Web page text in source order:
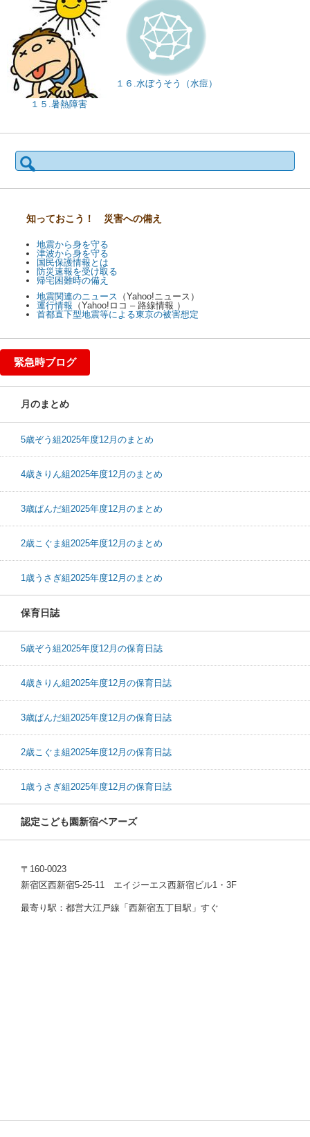
１５.暑熱障害
１６.水ぼうそう（水痘）
検
索:
知っておこう！ 災害への備え
地震から身を守る
津波から身を守る
国民保護情報とは
防災速報を受け取る
帰宅困難時の備え
地震関連のニュース
（Yahoo!ニュース）
運行情報 （Yahoo!ロコ – 路線情報 ）
首都直下型地震等による東京の被害想定
緊急時ブログ
月のまとめ
5歳ぞう組2025年度12月のまとめ
4歳きりん組2025年度12月のまとめ
3歳ぱんだ組2025年度12月のまとめ
2歳こぐま組2025年度12月のまとめ
1歳うさぎ組2025年度12月のまとめ
保育日誌
5歳ぞう組2025年度12月の保育日誌
4歳きりん組2025年度12月の保育日誌
3歳ぱんだ組2025年度12月の保育日誌
2歳こぐま組2025年度12月の保育日誌
1歳うさぎ組2025年度12月の保育日誌
認定こども園新宿ベアーズ
〒160-0023
新宿区西新宿5-25-11 エイジーエス西新宿ビル1・3F
最寄り駅：都営大江戸線「西新宿五丁目駅」すぐ